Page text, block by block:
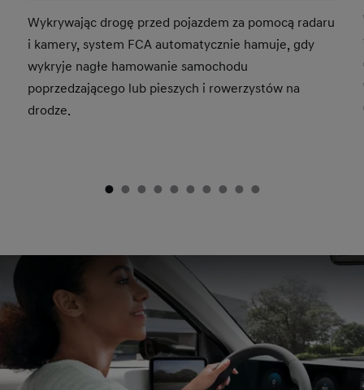
Wykrywając drogę przed pojazdem za pomocą radaru
i kamery, system FCA automatycznie hamuje, gdy
wykryje nagłe hamowanie samochodu
poprzedzającego lub pieszych i rowerzystów na
drodze.